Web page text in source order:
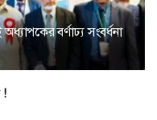
বর্ণাঢ্য সংবর্ধনা
!